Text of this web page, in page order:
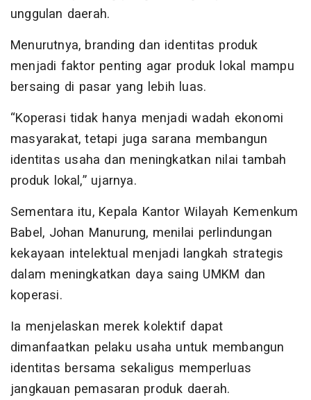
unggulan daerah.
Menurutnya, branding dan identitas produk
menjadi faktor penting agar produk lokal mampu
bersaing di pasar yang lebih luas.
“Koperasi tidak hanya menjadi wadah ekonomi
masyarakat, tetapi juga sarana membangun
identitas usaha dan meningkatkan nilai tambah
produk lokal,” ujarnya.
Sementara itu, Kepala Kantor Wilayah Kemenkum
Babel, Johan Manurung, menilai perlindungan
kekayaan intelektual menjadi langkah strategis
dalam meningkatkan daya saing UMKM dan
koperasi.
Ia menjelaskan merek kolektif dapat
dimanfaatkan pelaku usaha untuk membangun
identitas bersama sekaligus memperluas
jangkauan pemasaran produk daerah.